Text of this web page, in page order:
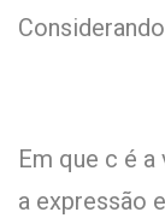
Em que c é
a expressão